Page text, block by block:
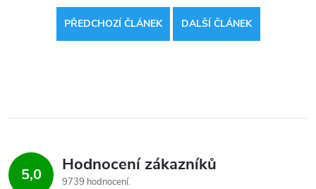
PŘEDCHOZÍ ČLÁNEK DALŠÍ ČLÁNEK
5,0 Hodnocení zákazníků
9739 hodnocení